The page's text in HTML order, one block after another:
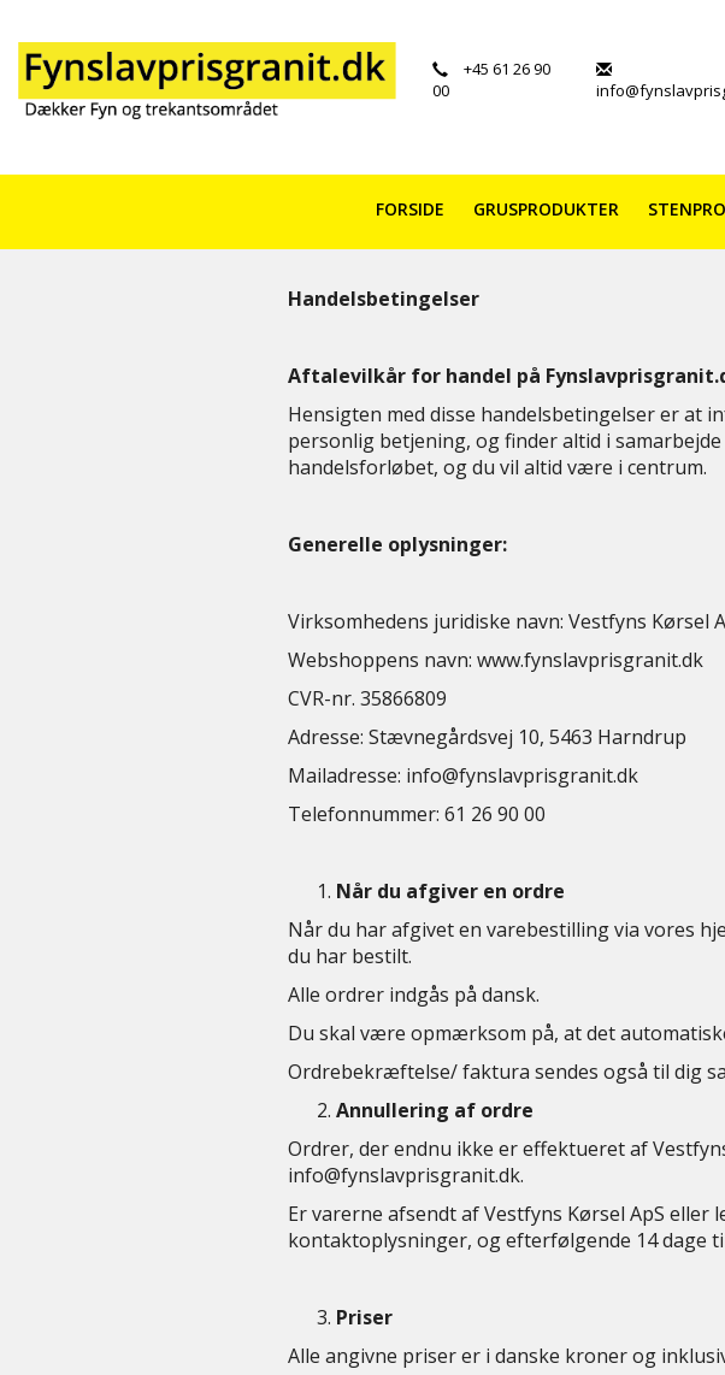
+45 61 26 90
00
FORSIDE GRUSPRODUKTER
Handelsbetingelser
Aftalevilkår for handel på
Hensigten med disse handelsbetingelser er at
personlig betjening, og finder altid i
handelsforløbet, og du vil altid være i centrum.
Generelle oplysninger:
Virksomhedens juridiske navn: Vestfyns Kørsel
​Webshoppens navn: www.fynslavprisgranit.dk
CVR-nr. 35866809
Adresse: Stævnegårdsvej 10, 5463 Harndrup
Mailadresse: info@fynslavprisgranit.dk
Telefonnummer: 61 26 90 00
Når du afgiver en ordre
Når du har afgivet en varebestilling via vores
du har bestilt.
Alle ordrer indgås på dansk.
Du skal være opmærksom på, at det
Ordrebekræftelse/ faktura sendes også til dig
Annullering af ordre
Ordrer, der endnu ikke er effektueret af
info@fynslavprisgranit.dk.
Er varerne afsendt af Vestfyns Kørsel ApS
kontaktoplysninger, og efterfølgende 14 dage
Priser
Alle angivne priser er i danske kroner og